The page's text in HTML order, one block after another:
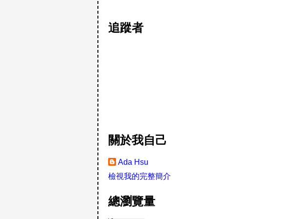
追蹤者
關於我自己
Ada Hsu
檢視我的完整簡介
總瀏覽量